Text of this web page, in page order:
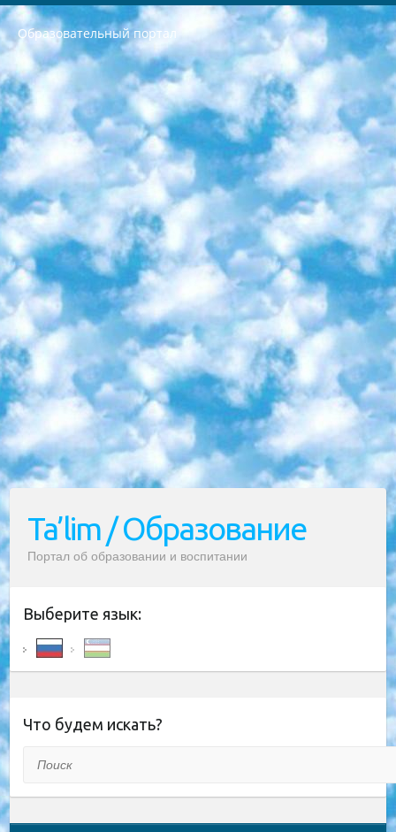
Образовательный портал
РЕСПУБЛИКА УЗБЕКИСТАН МИНИСТРЕРСТВО ДОШКОЛЬНОГО И ШКОЛЬНОГО ОБРАЗОВАНИЯ КОМАНДА в общеобразовательных учреждениях в 2023-2024 учебном году организация и проведение итоговой государственной аттестации обучающихся о Министра дошкольного и школьного образования Республики Узбекистан от 4 марта 2008 года (постановлением Минюста от 20 марта 2008 года № 1778 государственной регистрации) «Итоговое состояние учащихся общего среднего образования на основании положения об утверждении положения об аттестации общего среднего образования выпускной экзамен студентов в образовательных учреждениях в 2023-2024 учебном году В целях организации и прохождения аттестации приказываю: 1. Следующее: перечень предметов, по которым будет проводиться итоговая государственная аттестация и экзамен формы перевода согласно приложению 1; сертификаты международного образца, оценивающие уровень владения иностранными языками перечень согласно приложению 2; 2. Педагогический при специализированных образовательных учреждениях. научно-практический центр квалификации и международной оценки (Д.Давидова) 2024 г. До 25 марта: задания по предметам, по которым будет проводиться итоговая аттестация разработка и утверждение технических условий; итоговая аттестация на основании разработанного предметного задания разработка вопросов по предметам (устно и письменно), экзамен передача; общеобразовательные средние школы и специальные учебные заведения учащиеся выпускных классов школ и интернатов в агентской системе подготовка базы данных экзаменационных материалов и критериев оценки; перевод базы экзаменационных материалов на все языки обучения подать в Республиканский образовательный центр для изготовления; варианты экзаменов на основе разработанных контрольных материалов пусть будут поставлены задачи формирования. 3. Республиканский образовательный центр (Ш.Худайкулов) до 5 апреля 2024 года. до: база данных предоставленных экзаменационных материалов на все языки обучения перевод и экспертиза; для слепых, слабовидящих, глухих, слабослышащих и умственно отсталых детей учащиеся выпускных классов специализированных школ и школ-интернатов база данных экзаменационных материалов на всех преподаваемых языках подготовка критериев оценки; специализированные школы для умственно отсталых детей и технологии для учащихся выпускных классов школ-интернатов разработка соответствующих рекомендаций и критериев проведения ЕГЭ по естествознанию давать задания. 4. Педагогический при специализированных образовательных учреждениях. Научно-практический центр навыков и международной оценки (Д.Давидова), Республика образовательный центр (Худайкулов Ш.) итоговый государственный аттестационный экзамен ориентирован на творческое и логическое мышление при подготовке базы материалов учитывать введение заданий. 5. Следует отметить, что: сертификат государственного образца о знании общеобразовательного предмета и как минимум национальный уровень B1 по предметам на иностранных языках, указанным в Приложении 2. или международно признанный сертификат эквивалентного уровня студенты, изучающие определенный предмет, освобождаются от экзамена; по соответствующим предметам запланирована итоговая государственная аттестация за день до дня, путем жеребьевки Рабочей группой (в письменной форме по предметам, проводимым в форме) из числа сформированных вариантов выбрано 2 варианта; 2 выбранных варианта экзамена анонсированы на официальном сайте министерства и все выпускники по всей стране на основе этих вариантов проводит итоговую государственную аттестацию. 6. Государственное образование учащихся средних общеобразовательных учреждений. знания в соответствии с квалификационными требованиями, которые необходимо приобрести на основании стандартов итоговый (выпускной) контроль для 9 и 11 классов в целях тестирования Экзамены (далее – экзамены) состоят из предметов, перечисленных в приложении 1. будет сделано. 7. Экзамены пройдут с 26 мая по 15 июня 2024 г. (кроме науки физического воспитания). 8. Физическая для учащихся 9 классов общесредних образовательных учреждений. Экзамены по предмету «Образование, квалификация медицина» 1-6 мая 2024 года. сотрудники перевести под присмотр (с отклонениями в физическом или умственном развитии) специализированная школа для детей, школы-интернаты и со сколиозом школы-интернаты санаторного типа для больных детей исключены). 9. Он был слепым, слабовидящим и имел нарушения опорно-двигательного аппарата. экзамены в специализированных школах и интернатах для детей должны проводиться исходя из требований, предъявляемых к общеобразовательным учреждениям (физкультура кроме науки). 10. Специализированная школа для глухих и слабослышащих детей. и экзамены в интернатах и быть реализован в виде письменного теста по математике. 11. Специальность для умственно отсталых детей. Для 9 класса Родной язык и литературное письмо Государственный язык (язык обучения – узбекский). для неклассов) написано Математическое письмо Письменная/устная история Узбекистана Физическое воспитание практично Итоговый контроль Для 11 класса Написание родного языка и литературы (эссе) Математическое письмо Узбекский язык (обучение на узбекском языке) не посещающее общее среднее образование для учреждений)/Образовательное учреждение выбор письменный и устный Иностранный язык письменный/устный Письменная/устная история Узбекистана *По выбору студента:  Химия  Физика  Основы государственного права  География 10 бесплатных образовательных ресурсов - Мы составили подборку онлайн-проектов с интерактивными упражнениями, видеолекциями и статьями. Они помогут вам обрести новые и освежить старые знания бесплатно. 1. «ИНТУИТ» Старейшая образовательная площадка Рунета. Здесь вы найдёте сотни текстовых и видеокурсов на десятки различных тем — от программирования до психологии. Многие курсы подготовлены российскими университетами и крупными международными компаниями вроде Intel и Microsoft. Самостоятельное обучение бесплатное, но желающие могут оплатить услуги персональных наставников. 2. «Смартия» знакомит с актуальными профессиями и подсказывает, как им обучаться. Выбрав заинтересовавшую вас специальность — SMM-специалист, фотограф, веб-дизайнер или другую, — увидите список необходимых для неё умений. Чтобы вы могли освоить их самостоятельно, для каждого умения площадка отображает подборку ссылок на учебные материалы. Хотя «Смартия» ориентируется на русскоязычную аудиторию, часть контента всё же доступна только на английском. 3. «Лекторий Физтеха» Проект Московского физико-технического института (Физтеха). С его помощью вы можете смотреть онлайн серии лекций, записанные на видео в этом вузе. В числе доступных предметов — физика, биология, химия, информационные технологии и другие. К некоторым лекциям администрация ресурса прилагает готовые конспекты, которые можно скачивать в PDF-формате. 4. ITMOcourses Онлайн-площадка Санкт-Петербургского национального исследовательского университета информационных технологий, механики и оптики (ИТМО). Ресурс предоставляет свободный доступ к курсам, разработанным в этом вузе. Каталог материалов разбит на четыре категории: «Оптические системы и технологии», «Приборостроение и робототехника», «Информационные технологии» и «Биотехнологии». Курсы состоят из видеолекций, интерактивных демонстраций и заданий. 5. «КиберЛенинка» Электронная научная библиотека открытого доступа. Каталог площадки регулярно обрастает текстами статей из различных научных изданий. Сгруппированные по журналам и рубрикам публикации можно читать онлайн или скачивать целиком в PDF-формате. Проект нацелен на популяризацию науки за счёт открытого доступа к качественной информации. 6. «ПостНаука» На этом ресурсе публикуют подборки видеолекций, составленные экспертами из разных отраслей и объединённые общими темами. Среди них, к примеру, есть серии «Биоинформатика и геномика», «Культура средневековой Скандинавии» и Cinema Studies о теории кино. Каждая подборка лекций — логически связанная история, рассказанная экспертом от первого лица. Кроме того, на сайте появляются научно-образовательные статьи и тесты на разные темы. 7. «Newочём» Команда проекта «Newочём» отбирает самые интересные тексты из англоязычных СМИ и переводит те из них, за которые голосуют участники сообщества «ВКонтакте». По большей части это научно-популярные статьи. Редакторы придумывают лишь заголовки, в остальном содержание переводов соответствует оригиналам. Полные тексты можно читать прямо в социальной сети. 8. InternetUrok Онлайн-база материалов по основным дисциплинам школьной программы. Информация на сайте структурирована по классам, предметам и темам (урокам). Каждый урок состоит из видеолекций и конспектов. Есть также интерактивные тренажёры и тесты для закрепления пройденного материала. Даже если вы давно окончили школу, возможность повторить программу старших классов всегда может пригодиться. 9. Edutainme Ещё один ресурс об образовании. В отличие от Newtonew, как мне кажется, Edutainme больше ориентируется на представителей индустрии: педагогов, предпринимателей, разработчиков образовательных проектов. Но и любой, кто просто стремится к саморазвитию, найдёт на сайте много полезного и интересного для себя. Например, информацию о новых курсах и образовательных сервисах. 10. Newtonew Онлайн-медиа об образовании и обучении в широком смысле. Авторы Newtonew пишут об инструментах, заведениях, тактиках и стратегиях, которые помогают учить других и получать новые знания самостоятельно. На этой площадке вы найдёте новости, обзоры, аналитические мат
Ta’lim / Образование
Портал об образовании и воспитании
Выберите язык:
Что будем искать?